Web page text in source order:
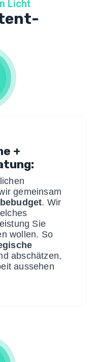
Licht
+
gemeinsam
. Wir
Sie
wollen. So
abschätzen,
aussehen